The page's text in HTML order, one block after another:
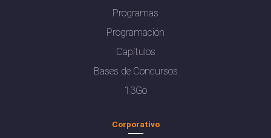
Programas
Programación
Capítulos
Bases de Concursos
13Go
Corporativo